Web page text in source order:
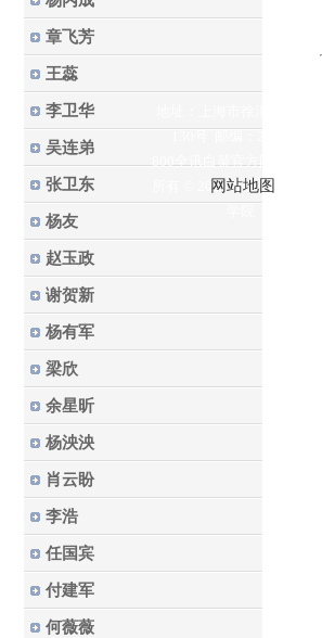
章飞芳
王蕊
李卫华
吴连弟
张卫东
杨友
赵玉政
谢贺新
杨有军
梁欣
余星昕
杨泱泱
肖云盼
李浩
任国宾
付建军
何薇薇
800全讯白菜官方网站的版权
所有 © 2023 华东理工大学药
网站地图